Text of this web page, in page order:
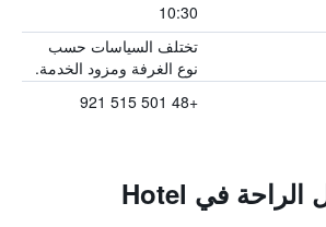
10:30
تختلف السياسات حسب
نوع الغرفة ومزود الخدمة.
+48 501 515 921
المزايا ووسائل الراحة في Hotel